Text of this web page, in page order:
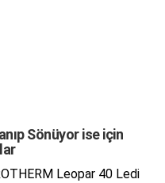
Sönüyor ise için
Leopar 40 Ledi